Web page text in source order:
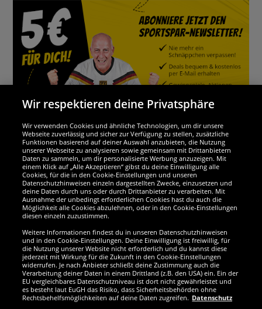
Wir sind ausgezeichnet
Werde SportSpar-Fan!
Wir respektieren deine Privatsphäre
Wir verwenden Cookies und ähnliche Technologien, um dir unsere
Webseite zuverlässig und sicher zur Verfügung zu stellen, zusätzliche
Funktionen basierend auf deiner Auswahl anzubieten, die Nutzung
unserer Webseite zu analysieren sowie gemeinsam mit Drittanbietern
Daten zu sammeln, um dir personalisierte Werbung anzuzeigen. Mit
einem Klick auf „Alle Akzeptieren“ gibst du deine Einwilligung alle
Cookies, für die in den Cookie-Einstellungen und unseren
Datenschutzhinweisen einzeln dargestellten Zwecke, einzusetzen und
deine Daten durch uns oder durch Drittanbieter zu verarbeiten. Mit
Ausnahme der unbedingt erforderlichen Cookies hast du auch die
Möglichkeit alle Cookies abzulehnen, oder in den Cookie-Einstellungen
diesen einzeln zuzustimmen.
Weitere Informationen findest du in unseren Datenschutzhinweisen
und in den Cookie-Einstellungen. Deine Einwilligung ist freiwillig, für
die Nutzung unserer Website nicht erforderlich und du kannst diese
jederzeit mit Wirkung für die Zukunft in den Cookie-Einstellungen
widerrufen. Je nach Anbieter schließt deine Zustimmung auch die
Verarbeitung deiner Daten in einem Drittland (z.B. den USA) ein. Ein der
EU vergleichbares Datenschutzniveau ist dort nicht gewährleistet und
es besteht laut EuGH das Risiko, dass Sicherheitsbehörden ohne
Rechtsbehelfsmöglichkeiten auf deine Daten zugreifen. Datenschutz